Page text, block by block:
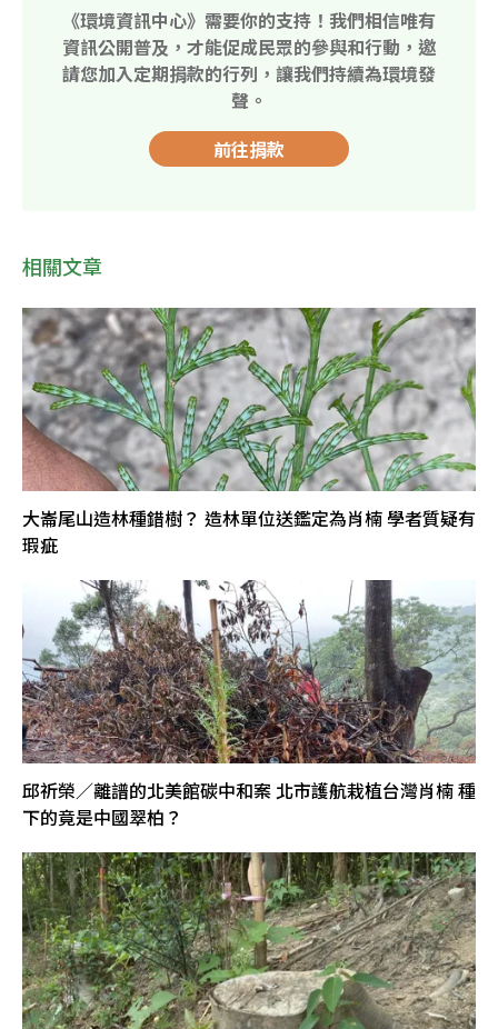
《環境資訊中心》需要你的支持！我們相信唯有
資訊公開普及，才能促成民眾的參與和行動，邀
請您加入定期捐款的行列，讓我們持續為環境發
聲。
前往捐款
相關文章
大崙尾山造林種錯樹？ 造林單位送鑑定為肖楠 學者質疑有
瑕疵
邱祈榮／離譜的北美館碳中和案 北市護航栽植台灣肖楠 種
下的竟是中國翠柏？